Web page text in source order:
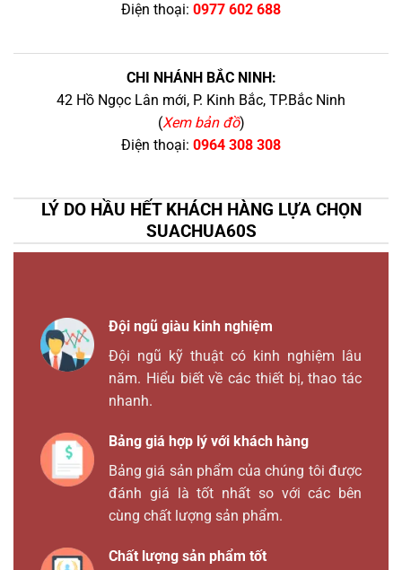
Điện thoại: 0977 602 688
CHI NHÁNH BẮC NINH:
42 Hồ Ngọc Lân mới, P. Kinh Bắc, TP.Bắc Ninh
(Xem bản đồ)
Điện thoại: 0964 308 308
LÝ DO HẦU HẾT KHÁCH HÀNG LỰA CHỌN
SUACHUA60S
Đội ngũ giàu kinh nghiệm
Đội ngũ kỹ thuật có kinh nghiệm lâu
năm. Hiểu biết về các thiết bị, thao tác
nhanh.
Bảng giá hợp lý với khách hàng
Bảng giá sản phẩm của chúng tôi được
đánh giá là tốt nhất so với các bên
cùng chất lượng sản phẩm.
Chất lượng sản phẩm tốt